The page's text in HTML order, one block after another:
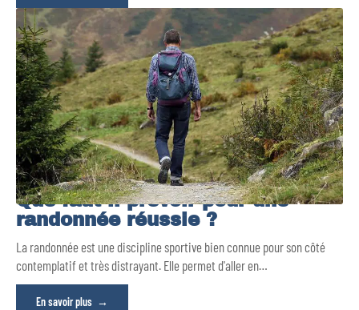
Que faut-il prévoir pour une
randonnée réussie ?
La randonnée est une discipline sportive bien connue pour son côté
contemplatif et très distrayant. Elle permet d'aller en…
En savoir plus